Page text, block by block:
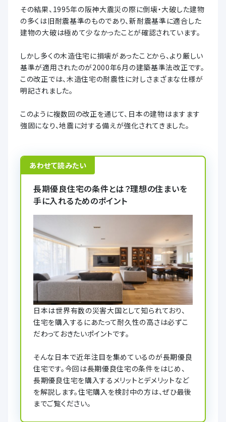
その結果、1995年の阪神大震災の際に倒壊・大破した建物
の多くは旧耐震基準のものであり、新耐震基準に適合した
建物の大破は極めて少なかったことが確認されています。
しかし多くの木造住宅に損壊があったことから、より厳しい
基準が適用されたのが2000年6月の建築基準法改正です。
この改正では、木造住宅の耐震性に対しさまざまな仕様が
明記されました。
このように複数回の改正を通じて、日本の建物はますます
強固になり、地震に対する備えが強化されてきました。
あわせて読みたい
長期優良住宅の条件とは？理想の住まいを
手に入れるためのポイント
日本は世界有数の災害大国として知られており、
住宅を購入するにあたって耐久性の高さは必ずこ
だわっておきたいポイントです。
そんな日本で近年注目を集めているのが長期優良
住宅です。今回は長期優良住宅の条件をはじめ、
長期優良住宅を購入するメリットとデメリットなど
を解説します。住宅購入を検討中の方は、ぜひ最後
までご覧ください。